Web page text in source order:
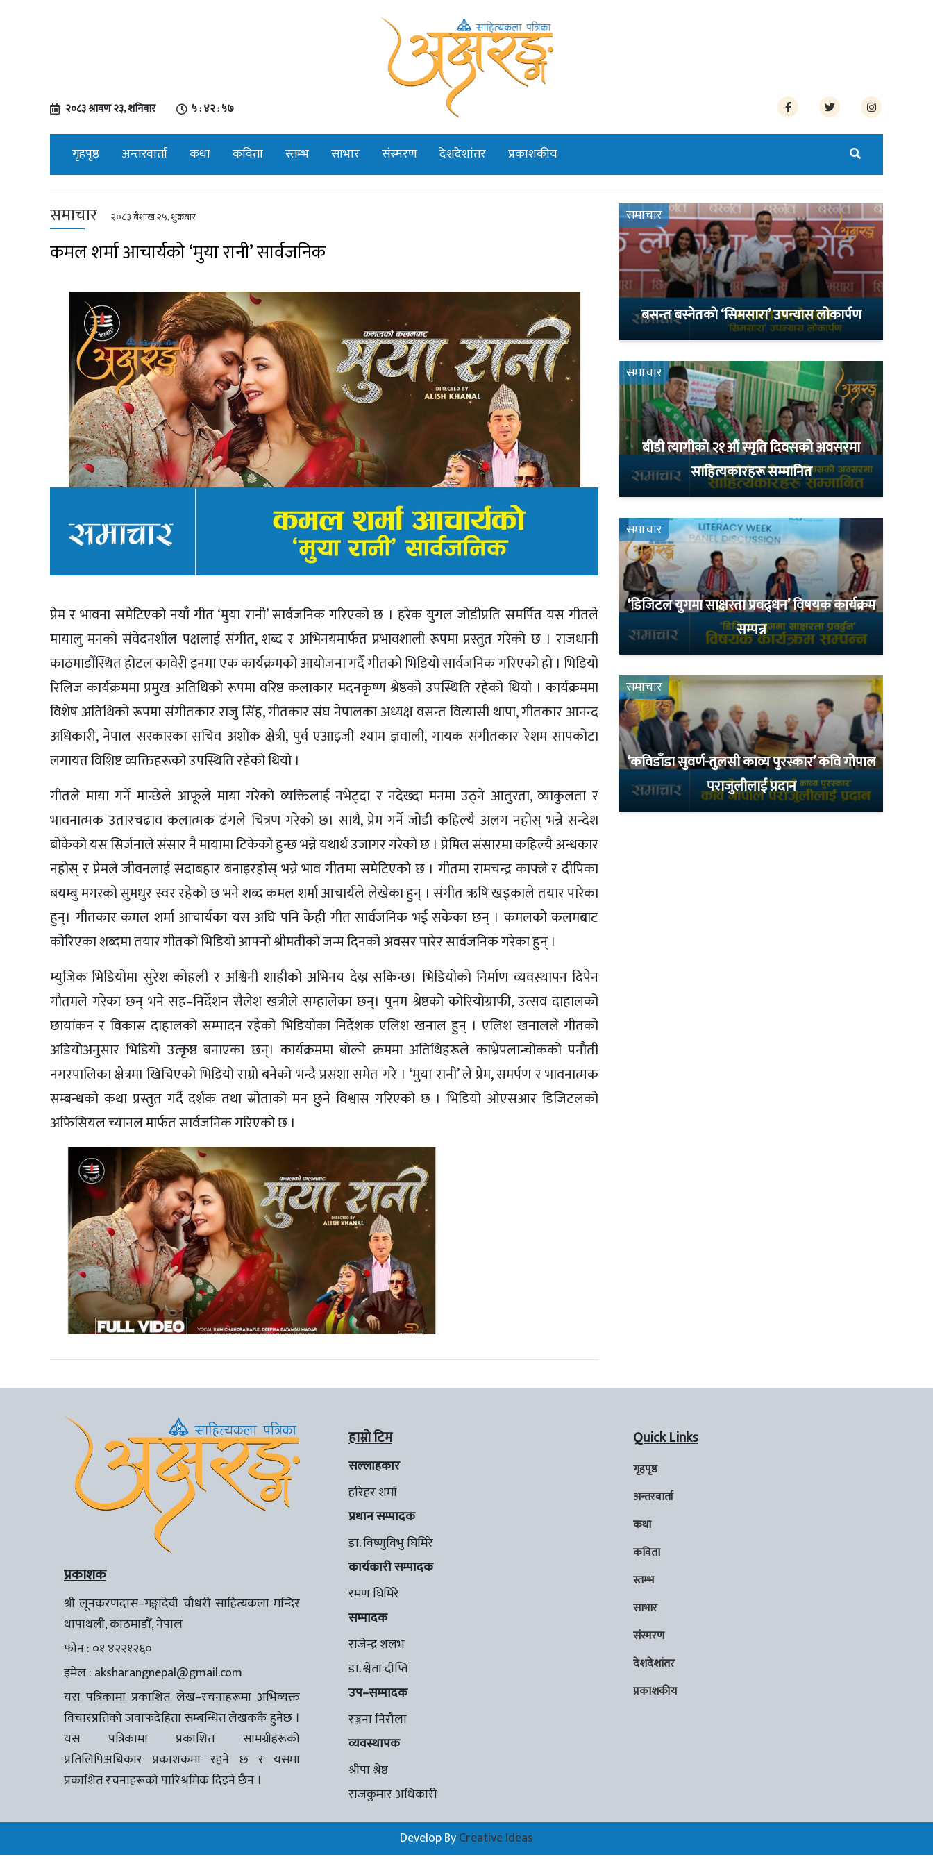
२०८३ श्रावण २३, शनिबार ५ : ४२ : ५७
गृहपृष्ठ अन्तरवार्ता कथा कविता स्तम्भ साभार संस्मरण देशदेशांतर प्रकाशकीय
समाचार २०८३ बैशाख २५, शुक्रबार
कमल शर्मा आचार्यको ‘मुया रानी’ सार्वजनिक
प्रेम र भावना समेटिएको नयाँ गीत ‘मुया रानी’ सार्वजनिक गरिएको छ । हरेक युगल जोडीप्रति समर्पित यस गीतले
मायालु मनको संवेदनशील पक्षलाई संगीत, शब्द र अभिनयमार्फत प्रभावशाली रूपमा प्रस्तुत गरेको छ । राजधानी
काठमाडौँस्थित होटल कावेरी इनमा एक कार्यक्रमको आयोजना गर्दै गीतको भिडियो सार्वजनिक गरिएको हो । भिडियो
रिलिज कार्यक्रममा प्रमुख अतिथिको रूपमा वरिष्ठ कलाकार मदनकृष्ण श्रेष्ठको उपस्थिति रहेको थियो । कार्यक्रममा
विशेष अतिथिको रूपमा संगीतकार राजु सिंह, गीतकार संघ नेपालका अध्यक्ष वसन्त वित्यासी थापा, गीतकार आनन्द
अधिकारी, नेपाल सरकारका सचिव अशोक क्षेत्री, पुर्व एआइजी श्याम ज्ञवाली, गायक संगीतकार रेशम सापकोटा
लगायत विशिष्ट व्यक्तिहरूको उपस्थिति रहेको थियो ।
गीतले माया गर्ने मान्छेले आफूले माया गरेको व्यक्तिलाई नभेट्दा र नदेख्दा मनमा उठ्ने आतुरता, व्याकुलता र
भावनात्मक उतारचढाव कलात्मक ढंगले चित्रण गरेको छ। साथै, प्रेम गर्ने जोडी कहिल्यै अलग नहोस् भन्ने सन्देश
बोकेको यस सिर्जनाले संसार नै मायामा टिकेको हुन्छ भन्ने यथार्थ उजागर गरेको छ । प्रेमिल संसारमा कहिल्यै अन्धकार
नहोस् र प्रेमले जीवनलाई सदाबहार बनाइरहोस् भन्ने भाव गीतमा समेटिएको छ । गीतमा रामचन्द्र काफ्ले र दीपिका
बयम्बु मगरको सुमधुर स्वर रहेको छ भने शब्द कमल शर्मा आचार्यले लेखेका हुन् । संगीत ऋषि खड्काले तयार पारेका
हुन्। गीतकार कमल शर्मा आचार्यका यस अघि पनि केही गीत सार्वजनिक भई सकेका छन् । कमलको कलमबाट
कोरिएका शब्दमा तयार गीतको भिडियो आफ्नो श्रीमतीको जन्म दिनको अवसर पारेर सार्वजनिक गरेका हुन् ।
म्युजिक भिडियोमा सुरेश कोहली र अश्विनी शाहीको अभिनय देख्न सकिन्छ। भिडियोको निर्माण व्यवस्थापन दिपेन
गौतमले गरेका छन् भने सह–निर्देशन सैलेश खत्रीले सम्हालेका छन्। पुनम श्रेष्ठको कोरियोग्राफी, उत्सव दाहालको
छायांकन र विकास दाहालको सम्पादन रहेको भिडियोका निर्देशक एलिश खनाल हुन् । एलिश खनालले गीतको
अडियोअनुसार भिडियो उत्कृष्ठ बनाएका छन्। कार्यक्रममा बोल्ने क्रममा अतिथिहरूले काभ्रेपलान्चोकको पनौती
नगरपालिका क्षेत्रमा खिचिएको भिडियो राम्रो बनेको भन्दै प्रसंशा समेत गरे । ‘मुया रानी’ ले प्रेम, समर्पण र भावनात्मक
सम्बन्धको कथा प्रस्तुत गर्दै दर्शक तथा स्रोताको मन छुने विश्वास गरिएको छ । भिडियो ओएसआर डिजिटलको
अफिसियल च्यानल मार्फत सार्वजनिक गरिएको छ ।
समाचार
बसन्त बस्नेतको ‘सिमसारा’ उपन्यास लोकार्पण
समाचार
बीडी त्यागीको २१औं स्मृति दिवसको अवसरमा
साहित्यकारहरू सम्मानित
समाचार
‘डिजिटल युगमा साक्षरता प्रवद्र्धन’ विषयक कार्यक्रम
सम्पन्न
समाचार
‘कविडाँडा सुवर्ण-तुलसी काव्य पुरस्कार’ कवि गोपाल
पराजुलीलाई प्रदान
प्रकाशक
श्री लूनकरणदास–गङ्गादेवी चौधरी साहित्यकला मन्दिर
थापाथली, काठमाडौँ, नेपाल
फोन : ०१ ४२२१२६०
इमेल : aksharangnepal@gmail.com
यस पत्रिकामा प्रकाशित लेख–रचनाहरूमा अभिव्यक्त
विचारप्रतिको जवाफदेहिता सम्बन्धित लेखककै हुनेछ ।
यस पत्रिकामा प्रकाशित सामग्रीहरूको
प्रतिलिपिअधिकार प्रकाशकमा रहने छ र यसमा
प्रकाशित रचनाहरूको पारिश्रमिक दिइने छैन ।
हाम्रो टिम
सल्लाहकार
हरिहर शर्मा
प्रधान सम्पादक
डा. विष्णुविभु घिमिरे
कार्यकारी सम्पादक
रमण घिमिरे
सम्पादक
राजेन्द्र शलभ
डा. श्वेता दीप्ति
उप–सम्पादक
रञ्जना निरौला
व्यवस्थापक
श्रीपा श्रेष्ठ
राजकुमार अधिकारी
Quick Links
गृहपृष्ठ
अन्तरवार्ता
कथा
कविता
स्तम्भ
साभार
संस्मरण
देशदेशांतर
प्रकाशकीय
Develop ByCreative Ideas